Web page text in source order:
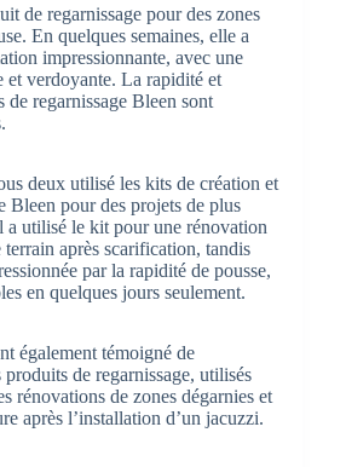
de regarnissage pour des zones
En quelques semaines, elle a
impressionnante, avec une
et verdoyante. La rapidité et
de regarnissage Bleen sont
deux utilisé les kits de création et
Bleen pour des projets de plus
a utilisé le kit pour une rénovation
après scarification, tandis
par la rapidité de pousse,
en quelques jours seulement.
également témoigné de
de regarnissage, utilisés
rénovations de zones dégarnies et
après l’installation d’un jacuzzi.